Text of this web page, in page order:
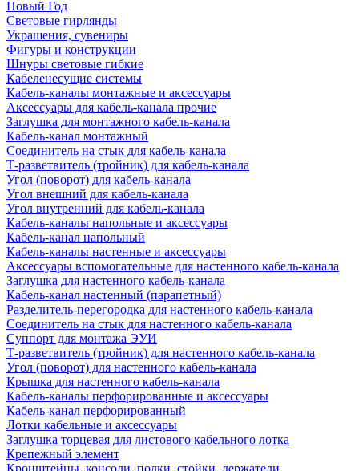
Новый Год
Световые гирлянды
Украшения, сувениры
Фигуры и конструкции
Шнуры световые гибкие
Кабеленесущие системы
Кабель-каналы монтажные и аксессуары
Аксессуары для кабель-канала прочие
Заглушка для монтажного кабель-канала
Кабель-канал монтажный
Соединитель на стык для кабель-канала
Т-разветвитель (тройник) для кабель-канала
Угол (поворот) для кабель-канала
Угол внешний для кабель-канала
Угол внутренний для кабель-канала
Кабель-каналы напольные и аксессуары
Кабель-канал напольный
Кабель-каналы настенные и аксессуары
Аксессуары вспомогательные для настенного кабель-канала
Заглушка для настенного кабель-канала
Кабель-канал настенный (парапетный)
Разделитель-перегородка для настенного кабель-канала
Соединитель на стык для настенного кабель-канала
Суппорт для монтажа ЭУИ
Т-разветвитель (тройник) для настенного кабель-канала
Угол (поворот) для настенного кабель-канала
Крышка для настенного кабель-канала
Кабель-каналы перфорированные и аксессуары
Кабель-канал перфорированный
Лотки кабельные и аксессуары
Заглушка торцевая для листового кабельного лотка
Крепежный элемент
Кронштейны, консоли, полки, стойки, держатели